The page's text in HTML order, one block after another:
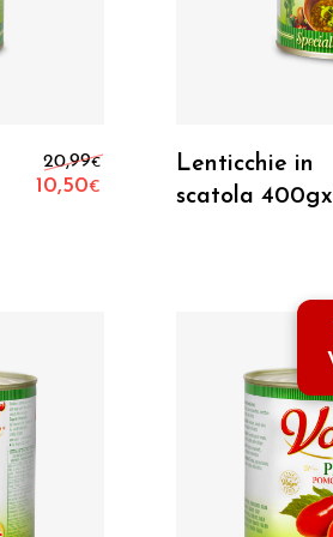
20,99€
Il prezzo originale era:
10,50€
Il prezzo attuale è:
Lenticchie in
scatola